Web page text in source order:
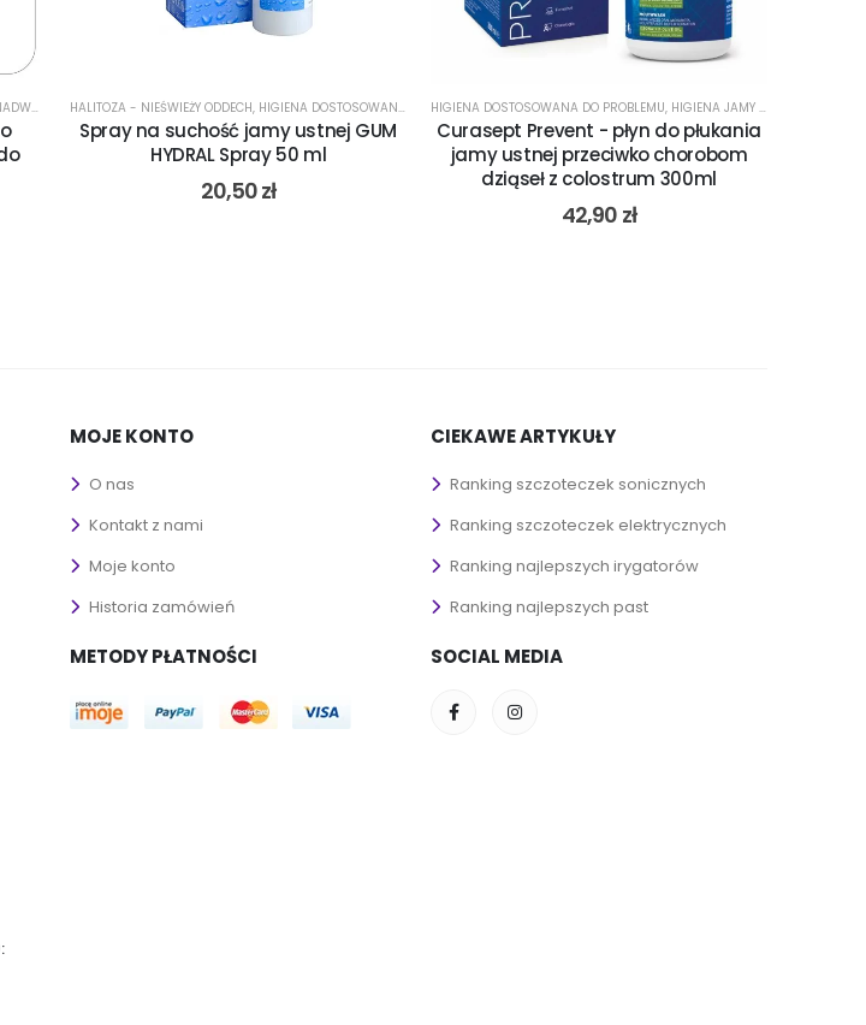
PROBLEMU
DO PŁUKANIA JAMY USTNEJ ANTYBAKTERYJNY,PŁYN DO PŁUKANIA JAMY USTNEJ NA NIEŚWIEŻY ODDECH,PŁYN DO PŁUKANIA JAMY USTNEJ
ZĘBÓW ,PŁYN DO PŁUKANIA JAMY USTNEJ,PŁYN DO PŁUKANIA JAMY USTNEJ NA NADWRAŻLIWOŚĆ,PŁYN DO PŁUKANIA JAMY
HALITOZA - NIEŚWIEŻY ODDECH, HIGIENA DOSTOSOWANA DO PROBLEMU ,KSEROSTOMIA SUCHOŚĆ JAMY USTNEJ,MIĘTA PIEPRZOWA
Spray na suchość jamy ustnej GUM
HYDRAL Spray 50 ml
20,50zł
HIGIENA DOSTOSOWANA DO PROBLEMU, HIGIENA JAMY USTNEJ PO ZABIEGU CHIRURGICZNYM
Curasept Prevent - płyn do płukania
jamy ustnej przeciwko chorobom
dziąseł z colostrum 300ml
42,90 zł
MOJE KONTO
O nas
Kontakt z nami
Moje konto
Historia zamówień
METODY PŁATNOŚCI
CIEKAWE ARTYKUŁY
Ranking szczoteczek sonicznych
Ranking szczoteczek elektrycznych
Ranking najlepszych irygatorów
Ranking najlepszych past
SOCIAL MEDIA